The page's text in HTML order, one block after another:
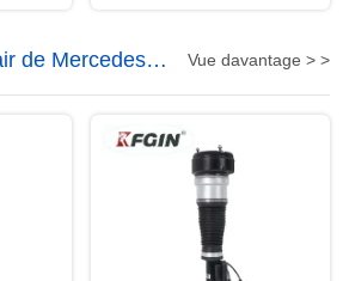
de Mercedes
Vue davantage > >